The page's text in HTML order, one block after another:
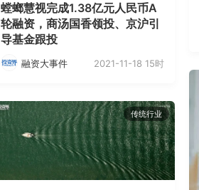
螳螂慧视完成1.38亿元人民币A
轮融资，商汤国香领投、京沪引
导基金跟投
融资大事件 2021-11-18 15时
传统行业